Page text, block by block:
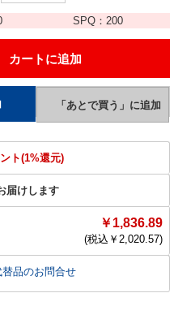
SPQ： 200
ト(1%還元)
届けします
￥1,836.89
(税込￥ 2,020.57)
品のお問合せ